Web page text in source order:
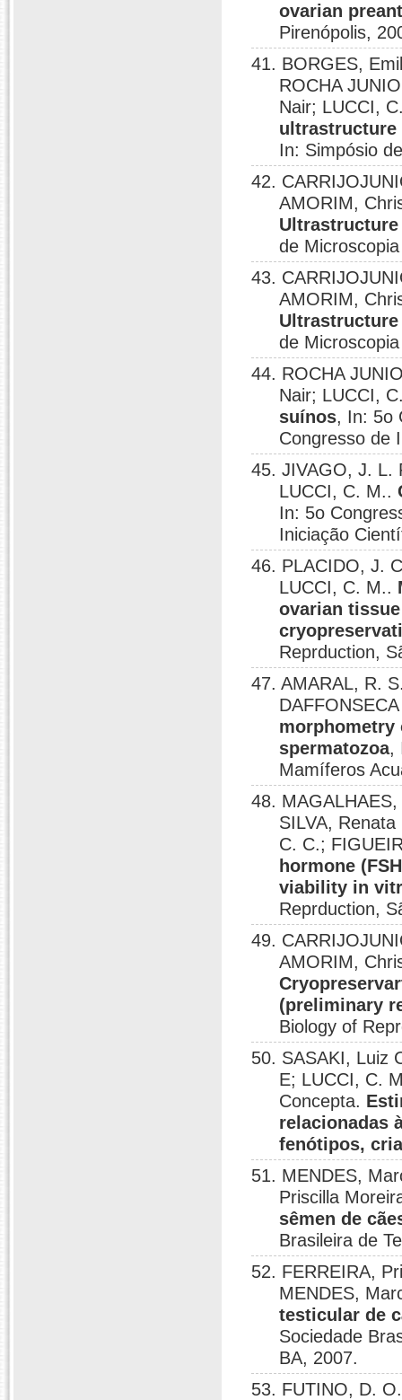
ovarian
Pirenópolis,
41. BORGES,
ROCHA
Nair; LUCCI,
ultrastructure
In: Simpósio
42.
AMORIM,
de
43.
AMORIM,
de
44. ROCHA
Nair; LUCCI,
suínos, In: 5o
Congresso de
45. JIVAGO, J. L.
LUCCI, C. M..
In: 5o
Iniciação
46. PLACIDO, J.
LUCCI, C. M..
ovarian
Reprduction,
47. AMARAL, R.
morphometry
spermatozoa,
Mamíferos
48.
SILVA,
C. C.;
hormone
viability in
Reprduction,
49.
AMORIM,
(preliminary
Biology of
50. SASAKI, Luiz
E; LUCCI, C.
Concepta.
relacionadas
fenótipos,
51. MENDES,
Priscilla
sêmen de
Brasileira de
52. FERREIRA,
MENDES,
testicular de
Sociedade
BA, 2007.
53. FUTINO, D.